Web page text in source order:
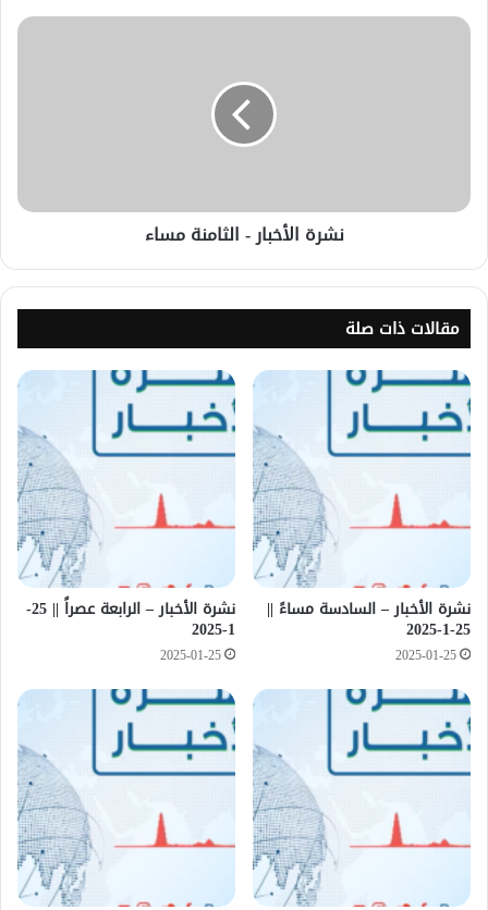
نشرة الأخبار - الثامنة مساء
مقالات ذات صلة
نشرة الأخبار – السادسة مساءً ||
25-1-2025
2025-01-25
نشرة الأخبار – الرابعة عصراً || 25-
1-2025
2025-01-25